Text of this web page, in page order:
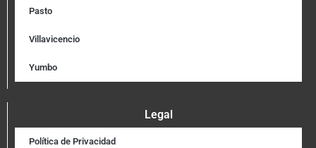
Pasto
Villavicencio
Yumbo
Legal
Política de Privacidad